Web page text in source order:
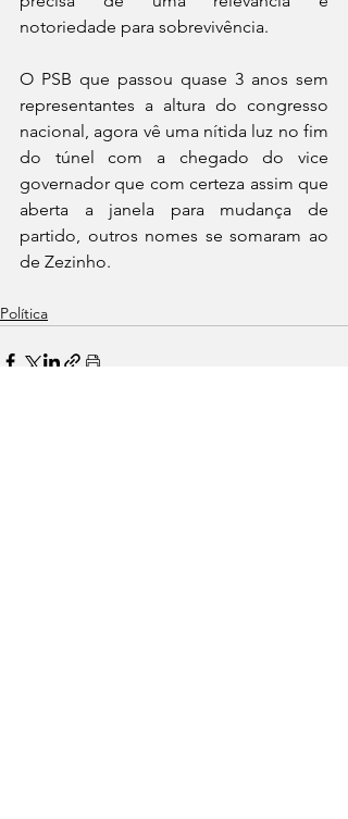
notoriedade para sobrevivência.
O PSB que passou quase 3 anos sem
representantes a altura do congresso
nacional, agora vê uma nítida luz no fim
do túnel com a chegado do vice
governador que com certeza assim que
aberta a janela para mudança de
partido, outros nomes se somaram ao
de Zezinho.
Política